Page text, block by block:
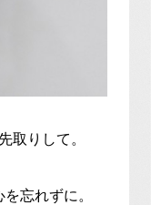
取りして。
忘れずに。